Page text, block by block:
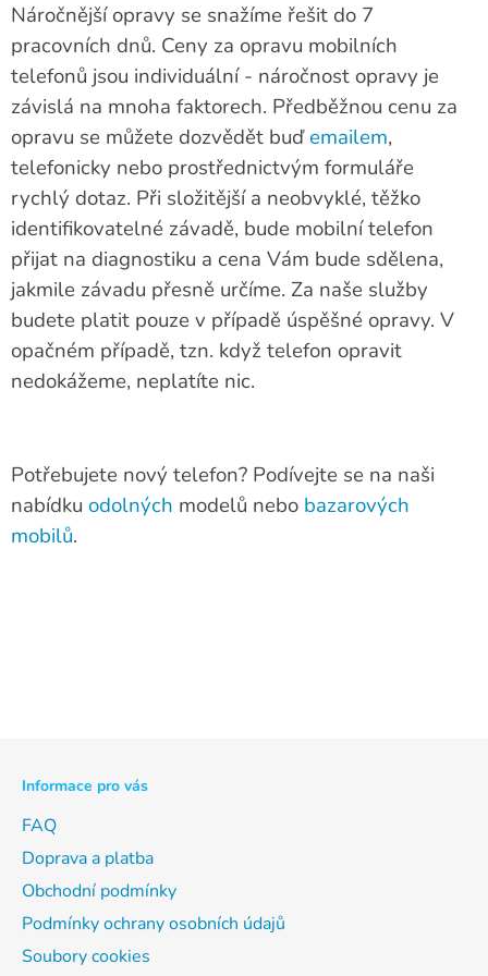
Náročnější opravy se snažíme řešit do 7
pracovních dnů. Ceny za opravu mobilních
telefonů jsou individuální - náročnost opravy je
závislá na mnoha faktorech. Předběžnou cenu za
opravu se můžete dozvědět buďemailem,
telefonicky nebo prostřednictvým formuláře
rychlý dotaz. Při složitější a neobvyklé, těžko
identifikovatelné závadě, bude mobilní telefon
přijat na diagnostiku a cena Vám bude sdělena,
jakmile závadu přesně určíme. Za naše služby
budete platit pouze v případě úspěšné opravy. V
opačném případě, tzn. když telefon opravit
nedokážeme, neplatíte nic.
Potřebujete nový telefon? Podívejte se na naši
nabídku odolných modelů nebo bazarových
mobilů.
Informace pro vás
FAQ
Doprava a platba
Obchodní podmínky
Podmínky ochrany osobních údajů
Soubory cookies